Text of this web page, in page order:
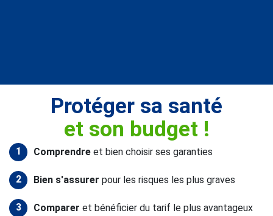
Protéger sa santé
et son budget !
1 Comprendre et bien choisir ses garanties
2 Bien s'assurer pour les risques les plus graves
3 Comparer et bénéficier du tarif le plus avantageux